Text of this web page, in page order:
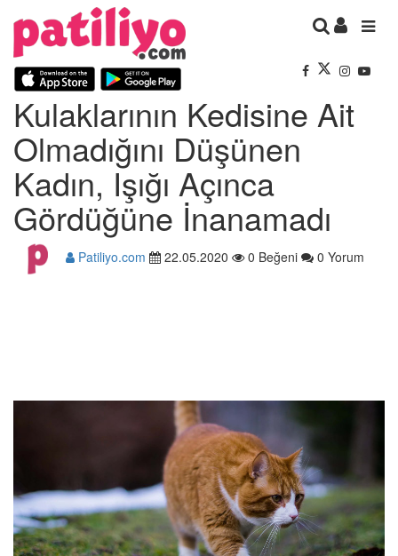
Kulaklarının Kedisine Ait
Olmadığını Düşünen
Kadın, Işığı Açınca
Gördüğüne İnanamadı
Patiliyo.com 22.05.2020 0 Beğeni 0 Yorum